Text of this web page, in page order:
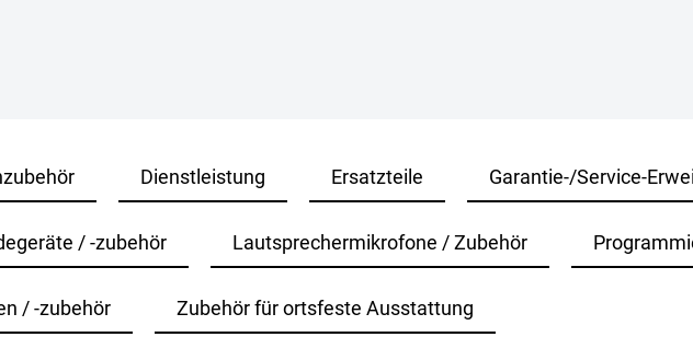
Dienstleistung Ersatzteile Garantie-/Service-
/ -zubehör Lautsprechermikrofone / Zubehör
/ -zubehör Zubehör für ortsfeste Ausstattung